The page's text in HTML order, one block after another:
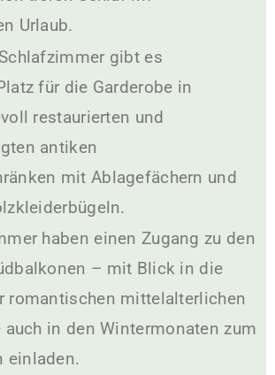
Urlaub.
gibt es
für die Garderobe in
restaurierten und
antiken
mit Ablagefächern und
haben einen Zugang zu den
– mit Blick in die
romantischen mittelalterlichen
in den Wintermonaten zum
einladen.